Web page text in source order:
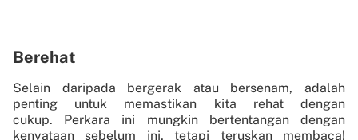
Berehat
Selain daripada bergerak atau bersenam, adalah
penting untuk memastikan kita rehat dengan
cukup. Perkara ini mungkin bertentangan dengan
kenyataan sebelum ini, tetapi teruskan membaca!